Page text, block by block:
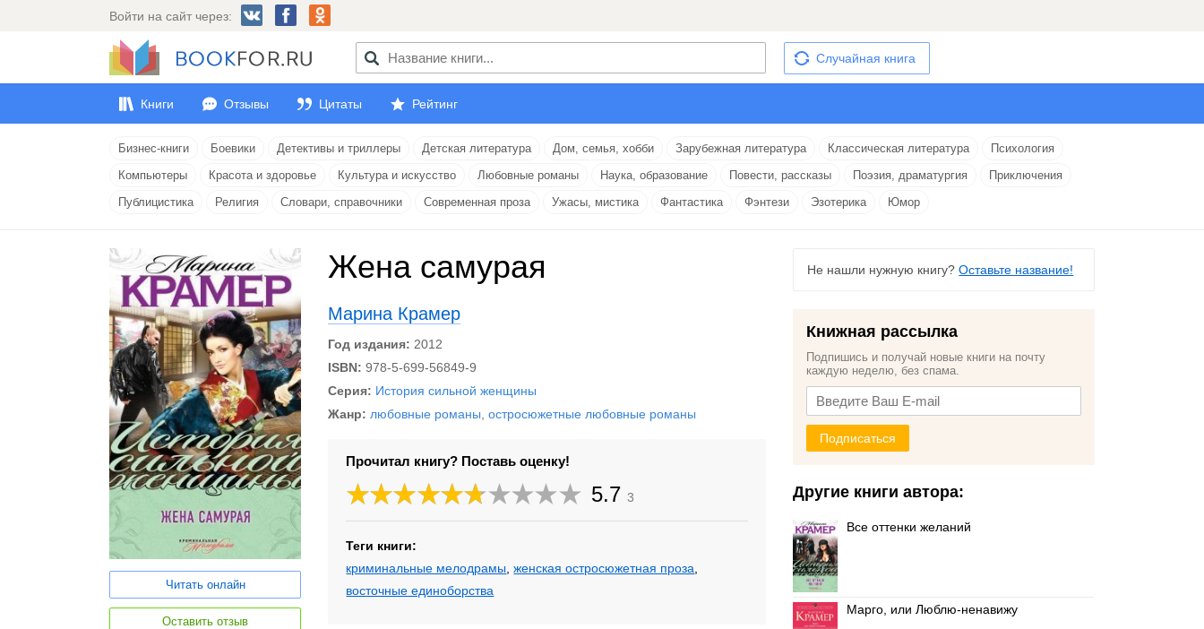
Войти на сайт через:
Случайная книга
Книги Отзывы Цитаты Рейтинг
Бизнес-книги Боевики Детективы и триллеры Детская литература Дом, семья, хобби Зарубежная литература Классическая литература
Психология
Компьютеры
Красота и здоровье Культура и искусство Любовные романы Наука, образование Повести, рассказы Поэзия, драматургия
Приключения
Публицистика
Религия Словари, справочники Современная проза Ужасы, мистика Фантастика Фэнтези Эзотерика Юмор
Читать онлайн
Оставить отзыв
Жена самурая
Марина Крамер
Год издания: 2012
ISBN: 978-5-699-56849-9
Серия: История сильной женщины
Жанр: любовные романы ,остросюжетные любовные романы
Прочитал книгу? Поставь оценку!
5.7 3
Теги книги:
криминальные мелодрамы ,женская остросюжетная проза
восточные единоборства
Не нашли нужную книгу?Оставьте название!
Книжная рассылка
Подпишись и получай новые книги на почту
каждую неделю, без спама.
Подписаться
Другие книги автора:
Все оттенки желаний
Марго, или Люблю-ненавижу